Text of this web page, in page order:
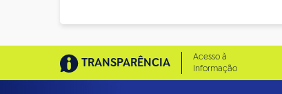
TRANSPARÊNCIA
Acesso à
Informação